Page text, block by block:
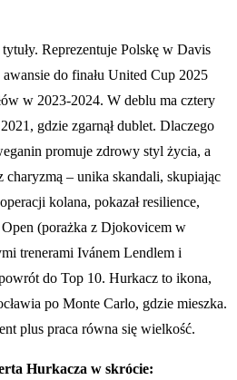
Reprezentuje Polskę w Davis
do finału United Cup 2025
w 2023-2024. W deblu ma cztery
gdzie zgarnął dublet. Dlaczego
promuje zdrowy styl życia, a
charyzmą – unika skandali, skupiając
kolana, pokazał resilience,
Open (porażka z Djokovicem w
trenerami Ivánem Lendlem i
do Top 10. Hurkacz to ikona,
po Monte Carlo, gdzie mieszka.
plus praca równa się wielkość.
Hurkacza w skrócie: